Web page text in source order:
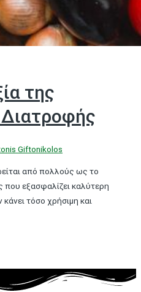
της
Giftonikolos
από πολλούς ως το
εξασφαλίζει καλύτερη
κάνει τόσο χρήσιμη και